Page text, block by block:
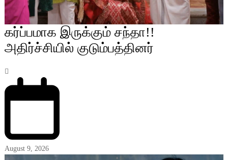
கர்ப்பமாக இருக்கும் சந்தா!!
அதிர்ச்சியில் குடும்பத்தினர்
August 9, 2026